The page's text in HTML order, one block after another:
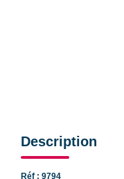
Description
Réf : 9794